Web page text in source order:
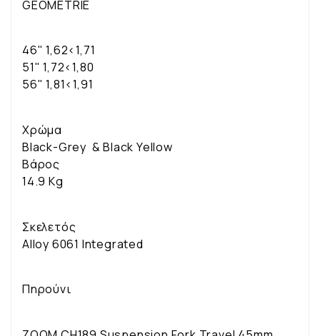
GEOMETRIE
46" 1,62<1,71
51" 1,72<1,80
56" 1,81<1,91
Χρώμα
Black-Grey & Black Yellow
Βάρος
14.9 Kg
Σκελετός
Alloy 6061 Integrated
Πηρούνι